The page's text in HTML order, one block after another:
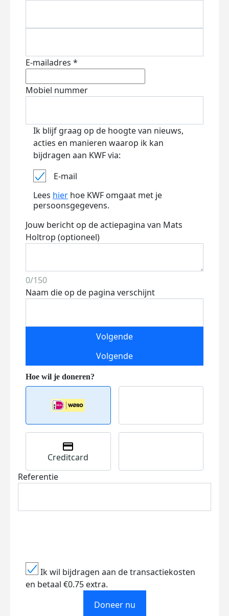
E-mailadres *
Mobiel nummer
Ik blijf graag op de hoogte van nieuws,
acties en manieren waarop ik kan
bijdragen aan KWF via:
E-mail
Lees hier hoe KWF omgaat met je
persoonsgegevens.
Jouw bericht op de actiepagina van Mats
Holtrop (optioneel)
0/150
Naam die op de pagina verschijnt
Volgende
Volgende
Creditcard
Referentie
Ik wil bijdragen aan de transactiekosten
en betaal €0.75 extra.
Doneer nu